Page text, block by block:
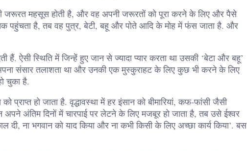
जरूरत महसूस होती है, और वह अपनी जरूरतों को पूरा करने के लिए और पैसे
पहुंचता है, तब वह पुत्र, बेटी, बहू और पोते आदि के मोह में फंस जाता है. और
ऐसी स्थिति में जिन्हें हुए जान से ज्यादा प्यार करता था उसकी ‘बेटा और बहू’
संसार तलाशता था और उनकी एक मुस्कुराहट के लिए कुछ भी करने के लिए
चुका है.
हो जाता है. वृद्धावस्था में हर इंसान को बीमारियां, कफ-फांसी जैसी
अंतिम दिनों में चारपाई पर लेटने के लिए मजबूर हो जाता है, तब उसे ईश्वर
दी, ना भगवान को याद किया और ना कभी किसी के लिए अच्छा कार्य किया’. बस